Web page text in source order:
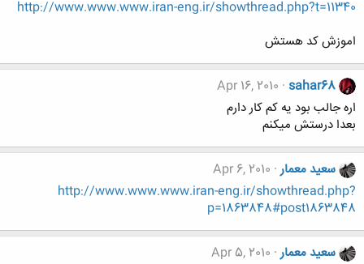
http://www.www.www.iran-eng.ir/showthread.php?t=11340
اموزش کد هستش
sahar68
Apr 16, 2010
اره جالب بود یه کم کار دارم
بعدا درستش میکنم
سعید معمار Apr 6, 2010
http://www.www.www.iran-eng.ir/showthread.php?
p=1863848#post1863848
سعید معمار Apr 5, 2010